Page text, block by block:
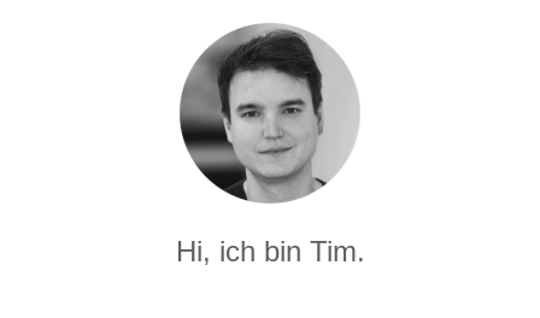
Hi, ich bin Tim.